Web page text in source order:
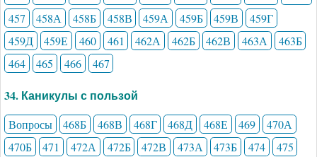
457
458А 458Б 458В 459А 459Б 459В
459Г
459Д
459Е 460 461 462А 462Б 462В 463А
463Б
464
465 466 467
34. Каникулы с пользой
Вопросы 468Б 468В 468Г 468Д 468Е 469
470А
470Б
471 472А 472Б 472В 473А 473Б 474
475